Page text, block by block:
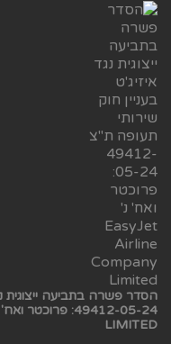
הסדר פשרה בתביעה ייצוגית
LIMITED